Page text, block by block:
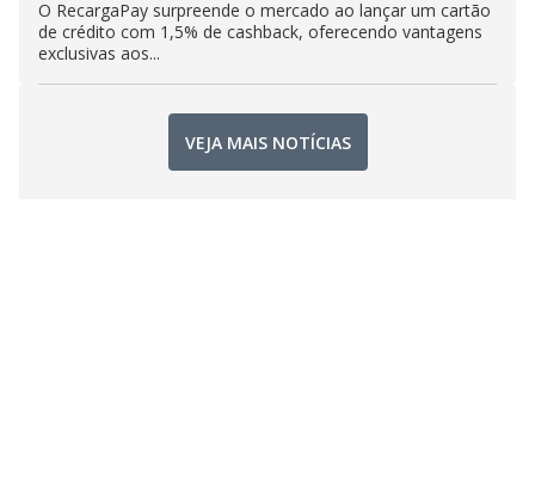
O RecargaPay surpreende o mercado ao lançar um cartão
de crédito com 1,5% de cashback, oferecendo vantagens
exclusivas aos...
VEJA MAIS NOTÍCIAS